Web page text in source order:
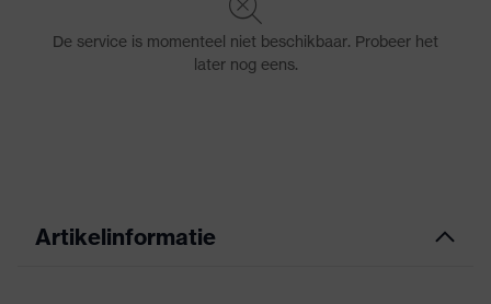
Artikelinformatie